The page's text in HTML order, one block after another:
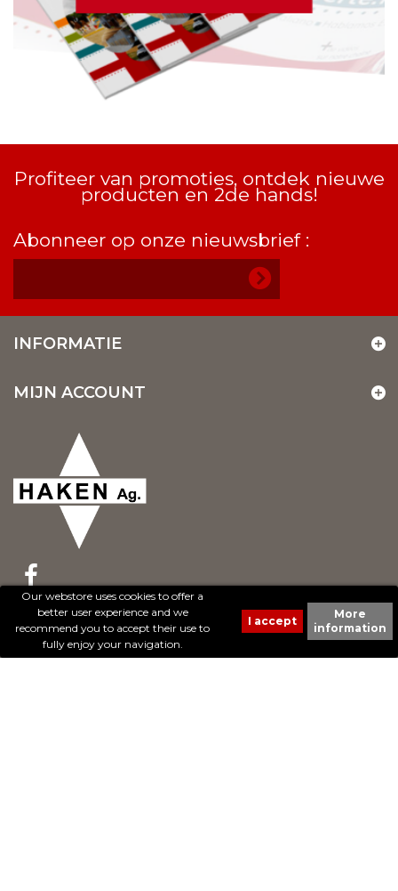
Our webstore uses cookies to offer a
better user experience and we
recommend you to accept their use to
fully enjoy your navigation.
More
information
Profiteer van promoties, ontdek nieuwe
producten en 2de hands!
Abonneer op onze nieuwsbrief :
INFORMATIE
MIJN ACCOUNT
© 2017 - Cheval Liberté. Tous droits réservés.
Création de sites Internet | ProduWeb